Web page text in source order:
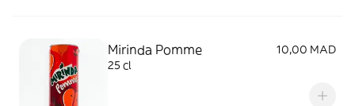
Mirinda Pomme
10,00 MAD
25 cl